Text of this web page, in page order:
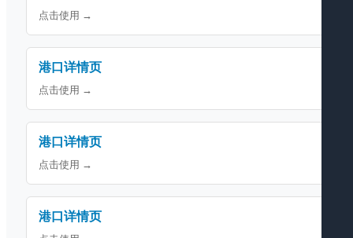
点击使用 →
港口详情页
点击使用 →
港口详情页
点击使用 →
港口详情页